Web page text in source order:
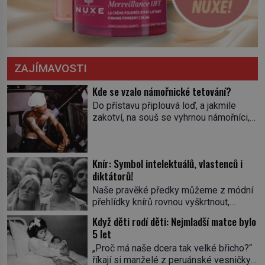
ZAJÍMAVOSTI
Kde se vzalo námořnické tetování?
Do přístavu připlouvá loď, a jakmile
zakotví, na souš se vyhrnou námořníci,
potetované paže. Námořnická kérka je
totiž něco jako uniforma. Tetování jako
takové má velmi hlubokou minulost.
Tetovaný je už pračlověk Ötzi, který
Knír: Symbol intelektuálů, vlastenců i
diktátorů!
Naše pravěké předky můžeme z módní
přehlídky knírů rovnou vyškrtnout,
jedním z nejstarších knírů musíme až do
starověkého Egypta. Najdeme ho na
soše egyptského prince Rahotepa, jenž
žil ve 26. století před naším
Když děti rodí děti: Nejmladší matce bylo
5 let
„Proč má naše dcera tak velké břicho?“
říkají si manželé z peruánské vesničky